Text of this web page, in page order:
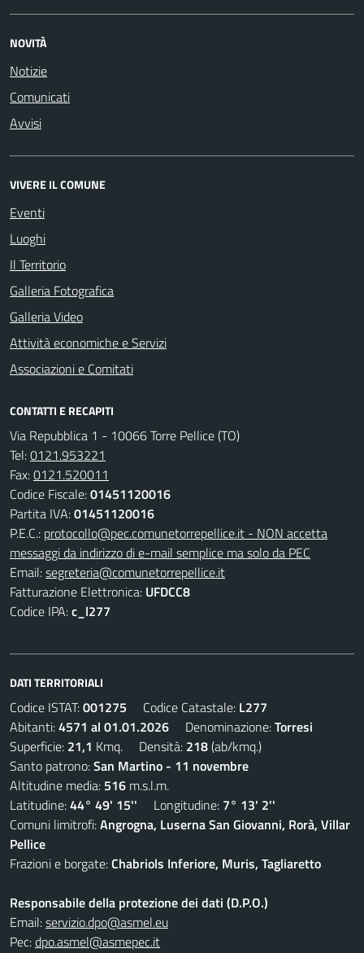
NOVITÀ
Notizie
Comunicati
Avvisi
VIVERE IL COMUNE
Eventi
Luoghi
Il Territorio
Galleria Fotografica
Galleria Video
Attività economiche e Servizi
Associazioni e Comitati
CONTATTI E RECAPITI
Via Repubblica 1 - 10066 Torre Pellice (TO)
Tel:0121.953221
Fax:0121.520011
Codice Fiscale:01451120016
Partita IVA:01451120016
P.E.C.: protocollo@pec.comunetorrepellice.it - NON accetta
messaggi da indirizzo di e-mail semplice ma solo da PEC
Email:segreteria@comunetorrepellice.it
Fatturazione Elettronica: UFDCC8
Codice IPA:c_l277
DATI TERRITORIALI
Codice ISTAT:001275 Codice Catastale: L277
Abitanti:4571 al 01.01.2026 Denominazione:Torresi
Superficie: 21,1 Kmq. Densità: 218(ab/kmq.)
Santo patrono:San Martino - 11 novembre
Altitudine media: 516 m.s.l.m.
Latitudine:44° 49' 15'' Longitudine: 7° 13' 2''
Comuni limitrofi:Angrogna, Luserna San Giovanni, Rorà, Villar
Pellice
Frazioni e borgate:Chabriols Inferiore, Muris, Tagliaretto
Responsabile della protezione dei dati (D.P.O.)
Email:servizio.dpo@asmel.eu
Pec:dpo.asmel@asmepec.it